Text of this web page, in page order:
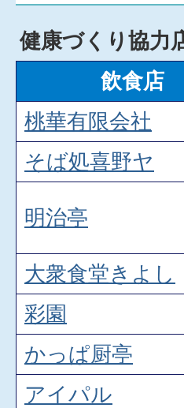
健康づくり協力
飲食店
桃華有限会社
そば処喜野ヤ
明治亭
大衆食堂きよし
彩園
かっぱ厨亭
アイパル